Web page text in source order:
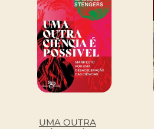
UMA OUTRA